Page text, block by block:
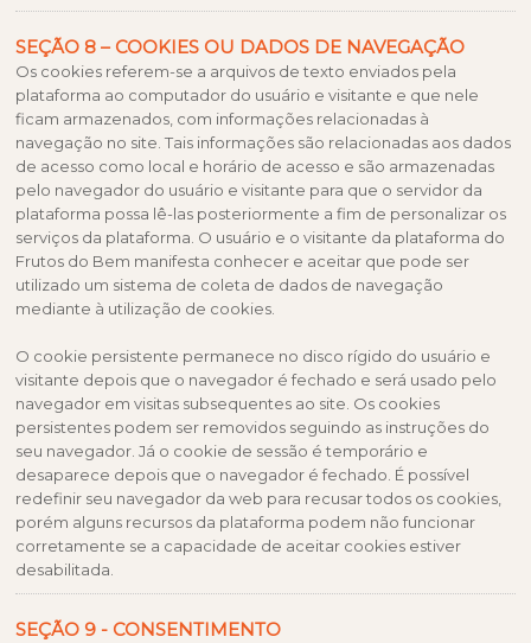
SEÇÃO 8 – COOKIES OU DADOS DE NAVEGAÇÃO
Os cookies referem-se a arquivos de texto enviados pela
plataforma ao computador do usuário e visitante e que nele
ficam armazenados, com informações relacionadas à
navegação no site. Tais informações são relacionadas aos dados
de acesso como local e horário de acesso e são armazenadas
pelo navegador do usuário e visitante para que o servidor da
plataforma possa lê-las posteriormente a fim de personalizar os
serviços da plataforma. O usuário e o visitante da plataforma do
Frutos do Bem manifesta conhecer e aceitar que pode ser
utilizado um sistema de coleta de dados de navegação
mediante à utilização de cookies.
O cookie persistente permanece no disco rígido do usuário e
visitante depois que o navegador é fechado e será usado pelo
navegador em visitas subsequentes ao site. Os cookies
persistentes podem ser removidos seguindo as instruções do
seu navegador. Já o cookie de sessão é temporário e
desaparece depois que o navegador é fechado. É possível
redefinir seu navegador da web para recusar todos os cookies,
porém alguns recursos da plataforma podem não funcionar
corretamente se a capacidade de aceitar cookies estiver
desabilitada.
SEÇÃO 9 - CONSENTIMENTO